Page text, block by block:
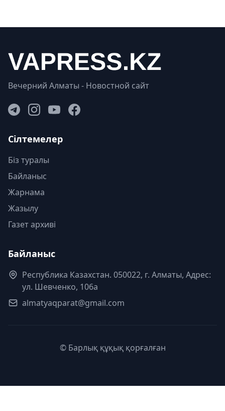
Вечерний Алматы - Новостной сайт
Сілтемелер
Біз туралы
Байланыс
Жарнама
Жазылу
Газет архиві
Байланыс
Республика Казахстан. 050022, г. Алматы, Адрес:
ул. Шевченко, 106а
almatyaqparat@gmail.com
© Барлық құқық қорғалған